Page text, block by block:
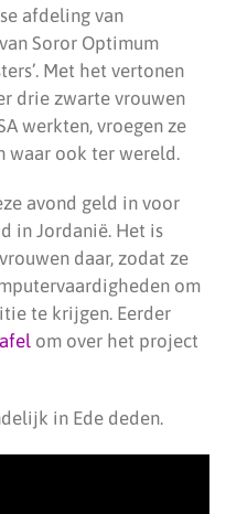
afdeling van
Soror Optimum
Met het vertonen
drie zwarte vrouwen
werkten, vroegen ze
waar ook ter wereld.
avond geld in voor
in Jordanië. Het is
daar, zodat ze
om
te krijgen. Eerder
om over het project
in Ede deden.